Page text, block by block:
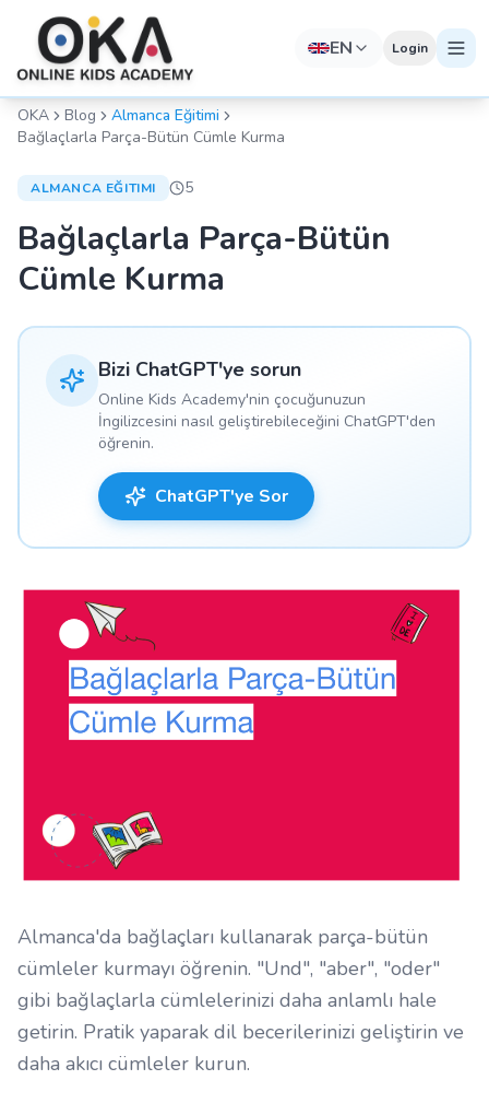
EN Login
OKA Blog
Almanca Eğitimi
Bağlaçlarla Parça-Bütün Cümle Kurma
ALMANCA EĞITIMI 5
Bağlaçlarla Parça-Bütün
Cümle Kurma
Bizi ChatGPT'ye sorun
Online Kids Academy'nin çocuğunuzun
İngilizcesini nasıl geliştirebileceğini ChatGPT'den
öğrenin.
ChatGPT'ye Sor
Almanca'da bağlaçları kullanarak parça-bütün
cümleler kurmayı öğrenin. "Und", "aber", "oder"
gibi bağlaçlarla cümlelerinizi daha anlamlı hale
getirin. Pratik yaparak dil becerilerinizi geliştirin ve
daha akıcı cümleler kurun.